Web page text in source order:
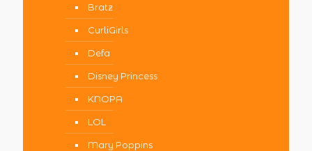
Bratz
CurliGirls
Defa
Disney Princess
KNOPA
LOL
Mary Poppins